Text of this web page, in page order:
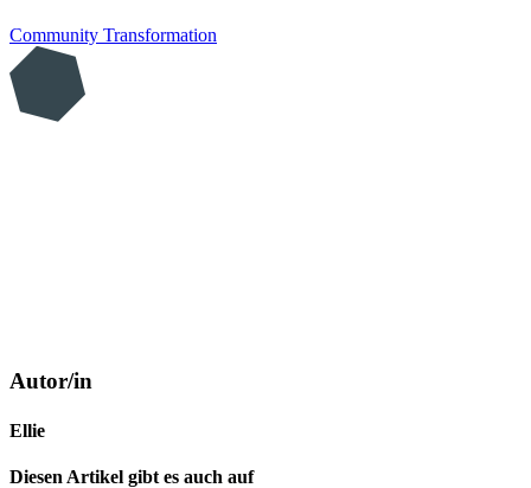
Community Transformation
Autor/in
Ellie
Diesen Artikel gibt es auch auf